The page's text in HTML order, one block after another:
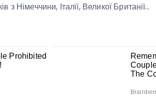
Німеччини, Італії, Великої Британії…